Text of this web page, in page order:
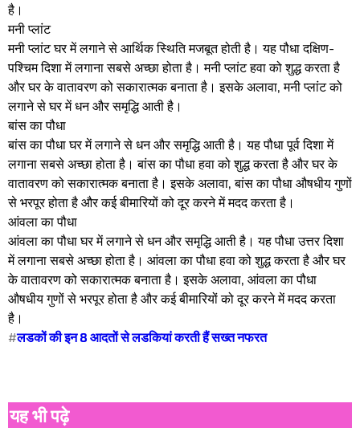
है।
मनी प्लांट
मनी प्लांट घर में लगाने से आर्थिक स्थिति मजबूत होती है। यह पौधा दक्षिण-
पश्चिम दिशा में लगाना सबसे अच्छा होता है। मनी प्लांट हवा को शुद्ध करता है
और घर के वातावरण को सकारात्मक बनाता है। इसके अलावा, मनी प्लांट को
लगाने से घर में धन और समृद्धि आती है।
बांस का पौधा
बांस का पौधा घर में लगाने से धन और समृद्धि आती है। यह पौधा पूर्व दिशा में
लगाना सबसे अच्छा होता है। बांस का पौधा हवा को शुद्ध करता है और घर के
वातावरण को सकारात्मक बनाता है। इसके अलावा, बांस का पौधा औषधीय गुणों
से भरपूर होता है और कई बीमारियों को दूर करने में मदद करता है।
आंवला का पौधा
आंवला का पौधा घर में लगाने से धन और समृद्धि आती है। यह पौधा उत्तर दिशा
में लगाना सबसे अच्छा होता है। आंवला का पौधा हवा को शुद्ध करता है और घर
के वातावरण को सकारात्मक बनाता है। इसके अलावा, आंवला का पौधा
औषधीय गुणों से भरपूर होता है और कई बीमारियों को दूर करने में मदद करता
है।
#लडकों की इन 8 आदतों से लडकियां करती हैं सख्त नफरत
यह भी पढ़े